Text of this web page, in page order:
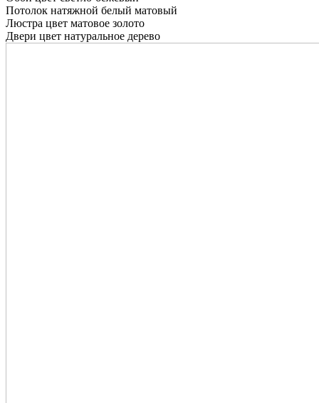
Потолок натяжной белый матовый
Люстра цвет матовое золото
Двери цвет натуральное дерево